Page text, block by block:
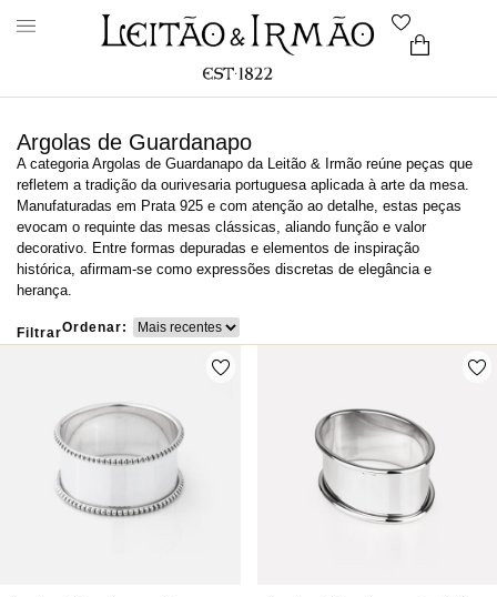
Argolas de Guardanapo
A categoria Argolas de Guardanapo da Leitão & Irmão reúne peças que
refletem a tradição da ourivesaria portuguesa aplicada à arte da mesa.
Manufaturadas em Prata 925 e com atenção ao detalhe, estas peças
evocam o requinte das mesas clássicas, aliando função e valor
decorativo. Entre formas depuradas e elementos de inspiração
histórica, afirmam-se como expressões discretas de elegância e
herança.
FiltrarOrdenar: